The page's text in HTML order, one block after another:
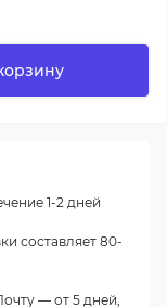
1-2 дней
составляет 80-
— от 5 дней,